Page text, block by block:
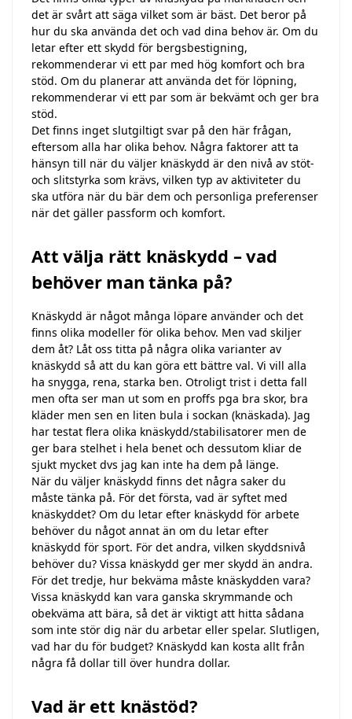
det är svårt att säga vilket som är bäst. Det beror på
hur du ska använda det och vad dina behov är. Om du
letar efter ett skydd för bergsbestigning,
rekommenderar vi ett par med hög komfort och bra
stöd. Om du planerar att använda det för löpning,
rekommenderar vi ett par som är bekvämt och ger bra
stöd.
Det finns inget slutgiltigt svar på den här frågan,
eftersom alla har olika behov. Några faktorer att ta
hänsyn till när du väljer knäskydd är den nivå av stöt-
och slitstyrka som krävs, vilken typ av aktiviteter du
ska utföra när du bär dem och personliga preferenser
när det gäller passform och komfort.
Att välja rätt knäskydd – vad
behöver man tänka på?
Knäskydd är något många löpare använder och det
finns olika modeller för olika behov. Men vad skiljer
dem åt? Låt oss titta på några olika varianter av
knäskydd så att du kan göra ett bättre val. Vi vill alla
ha snygga, rena, starka ben. Otroligt trist i detta fall
men ofta ser man ut som en proffs pga bra skor, bra
kläder men sen en liten bula i sockan (knäskada). Jag
har testat flera olika knäskydd/stabilisatorer men de
ger bara stelhet i hela benet och dessutom kliar de
sjukt mycket dvs jag kan inte ha dem på länge.
När du väljer knäskydd finns det några saker du
måste tänka på. För det första, vad är syftet med
knäskyddet? Om du letar efter knäskydd för arbete
behöver du något annat än om du letar efter
knäskydd för sport. För det andra, vilken skyddsnivå
behöver du? Vissa knäskydd ger mer skydd än andra.
För det tredje, hur bekväma måste knäskydden vara?
Vissa knäskydd kan vara ganska skrymmande och
obekväma att bära, så det är viktigt att hitta sådana
som inte stör dig när du arbetar eller spelar. Slutligen,
vad har du för budget? Knäskydd kan kosta allt från
några få dollar till över hundra dollar.
Vad är ett knästöd?